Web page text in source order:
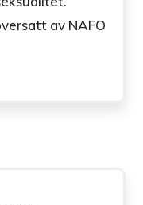
av NAFO